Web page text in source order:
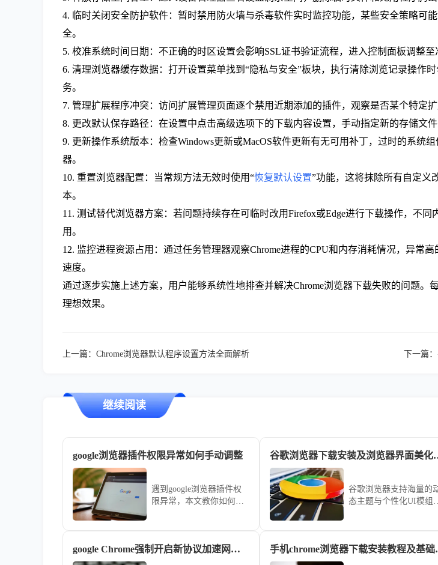
4. 临时关闭安全防护软件：暂时禁用防火墙与杀毒软件实时监控功能，某些安全策略可
全。
5. 校准系统时间日期：不正确的时区设置会影响SSL证书验证流程，进入控制面板调整
6. 清理浏览器缓存数据：打开设置菜单找到“隐私与安全”板块，执行清除浏览记录操作
务。
7. 管理扩展程序冲突：访问扩展管理页面逐个禁用近期添加的插件，观察是否某个特定
8. 更改默认保存路径：在设置中点击高级选项下的下载内容设置，手动指定新的存储文
9. 更新操作系统版本：检查Windows更新或MacOS软件更新有无可用补丁，过时的系统
器。
10. 重置浏览器配置：当常规方法无效时使用“恢复默认设置”功能，这将抹除所有自定义
本。
11. 测试替代浏览器方案：若问题持续存在可临时改用Firefox或Edge进行下载操作，不
用。
12. 监控进程资源占用：通过任务管理器观察Chrome进程的CPU和内存消耗情况，异常
速度。
通过逐步实施上述方案，用户能够系统性地排查并解决Chrome浏览器下载失败的问题
理想效果。
上一篇： Chrome浏览器默认程序设置方法全面解析 下一篇：
继续阅读
google浏览器插件权限异常如何手动调整
遇到google浏览器插件权
限异常，本文教你如何手
隐患。
谷歌浏览器下
谷歌浏览器支持海量的
态主题与个性化UI模组
定义新标签页布局以及
google Chrome强制开启新协议加速网页下载 手机